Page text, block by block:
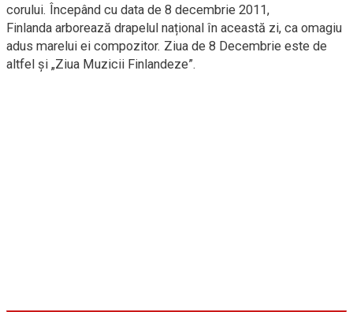
corului. Începând cu data de 8 decembrie 2011,
Finlanda arborează drapelul național în această zi, ca omagiu
adus marelui ei compozitor. Ziua de 8 Decembrie este de
altfel și „Ziua Muzicii Finlandeze”.